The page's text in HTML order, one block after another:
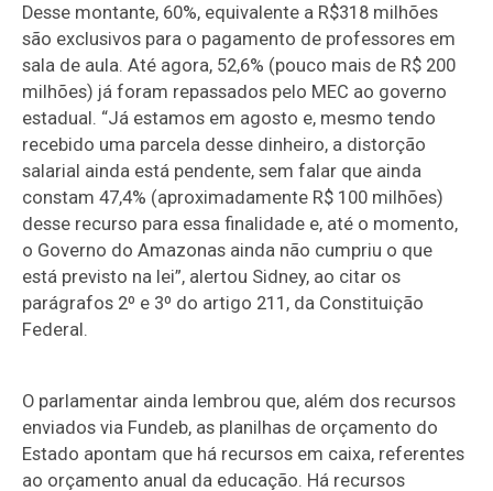
Desse montante, 60%, equivalente a R$318 milhões
são exclusivos para o pagamento de professores em
sala de aula. Até agora, 52,6% (pouco mais de R$ 200
milhões) já foram repassados pelo MEC ao governo
estadual. “Já estamos em agosto e, mesmo tendo
recebido uma parcela desse dinheiro, a distorção
salarial ainda está pendente, sem falar que ainda
constam 47,4% (aproximadamente R$ 100 milhões)
desse recurso para essa finalidade e, até o momento,
o Governo do Amazonas ainda não cumpriu o que
está previsto na lei”, alertou Sidney, ao citar os
parágrafos 2º e 3º do artigo 211, da Constituição
Federal.
O parlamentar ainda lembrou que, além dos recursos
enviados via Fundeb, as planilhas de orçamento do
Estado apontam que há recursos em caixa, referentes
ao orçamento anual da educação. Há recursos